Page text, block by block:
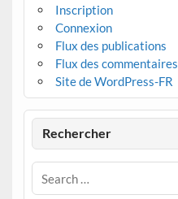
Inscription
Connexion
Flux des publications
Flux des commentaires
Site de WordPress-FR
Rechercher